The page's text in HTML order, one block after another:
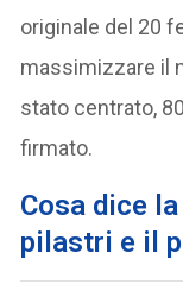
originale del 20
massimizzare il
stato centrato,
firmato.
Cosa dice
pilastri e il